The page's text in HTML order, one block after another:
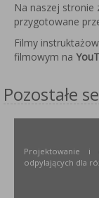
Na naszej stronie
przygotowane
Filmy
filmowym na
Pozostałe
Projektowanie i
odpylających dla